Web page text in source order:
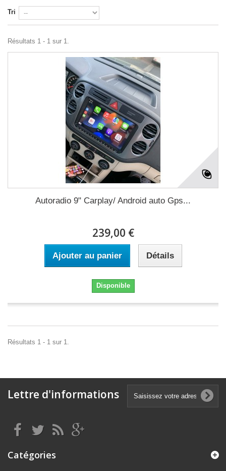
Tri
Résultats 1 - 1 sur 1.
Autoradio 9" Carplay/ Android auto Gps...
239,00 €
Ajouter au panier Détails
Disponible
Résultats 1 - 1 sur 1.
Lettre d'informations
Catégories